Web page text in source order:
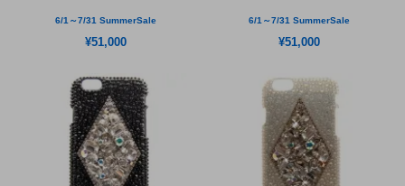
6/1～7/31 SummerSale
¥51,000
6/1～7/31 SummerSale
¥51,000